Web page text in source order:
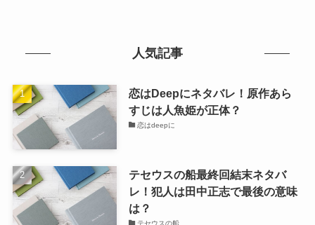
人気記事
恋はDeepにネタバレ！原作あら
すじは人魚姫が正体？
恋はdeepに
テセウスの船最終回結末ネタバ
レ！犯人は田中正志で最後の意味
は？
テセウスの船